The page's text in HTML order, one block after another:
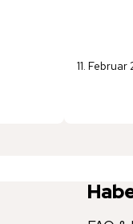
11. Februar